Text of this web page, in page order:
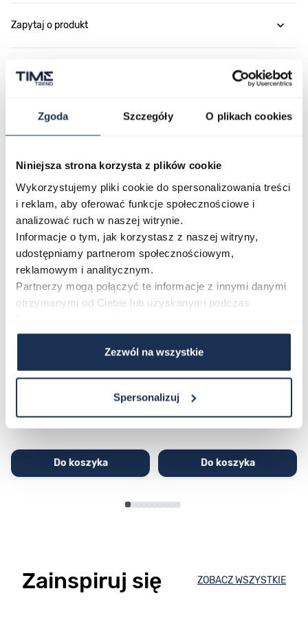
Zgoda Szczegóły O plikach cookies
Niniejsza strona korzysta z plików cookie
Wykorzystujemy pliki cookie do spersonalizowania treści
i reklam, aby oferować funkcje społecznościowe i
analizować ruch w naszej witrynie.
Informacje o tym, jak korzystasz z naszej witryny,
udostępniamy partnerom społecznościowym,
reklamowym i analitycznym.
Partnerzy mogą połączyć te informacje z innymi danymi
otrzymanymi od Ciebie lub uzyskanymi podczas
Zezwól na wszystkie
Spersonalizuj
Zapytaj o produkt
Płatność i dostawa
Najczęściej kupowane
Poruszanie się po elementach karuzeli jest możliwe za pomocą
Naciśnij, aby pominąć karuzelę
Naciśnij, aby przejść do nawigacji karuzeli
Do koszyka
9DMQYES
296,00 zł
Do koszyka
Zainspiruj się ZOBACZ WSZYSTKIE